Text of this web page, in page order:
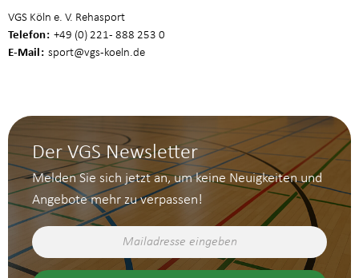
VGS Köln e. V. Rehasport
Telefon +49 (0) 221 - 888 253 0
E-Mail sport@vgs-koeln.de
Der VGS Newsletter
Melden Sie sich jetzt an, um keine Neuigkeiten und
Angebote mehr zu verpassen!